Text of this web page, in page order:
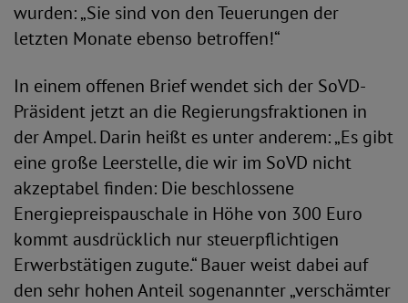
wurden: „Sie sind von den Teuerungen der
letzten Monate ebenso betroffen!“
In einem offenen Brief wendet sich der SoVD-
Präsident jetzt an die Regierungsfraktionen in
der Ampel. Darin heißt es unter anderem: „Es gibt
eine große Leerstelle, die wir im SoVD nicht
akzeptabel finden: Die beschlossene
Energiepreispauschale in Höhe von 300 Euro
kommt ausdrücklich nur steuerpflichtigen
Erwerbstätigen zugute.“ Bauer weist dabei auf
den sehr hohen Anteil sogenannter „verschämter